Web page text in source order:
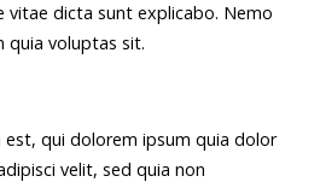
vitae dicta sunt explicabo. Nemo
quia voluptas sit.
qui dolorem ipsum quia dolor
velit, sed quia non